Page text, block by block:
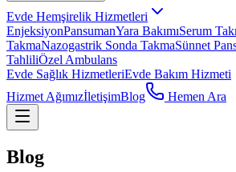
Evde Hemşirelik Hizmetleri
EnjeksiyonPansumanYara BakımıSerum
TakmaNazogastrik Sonda TakmaSünnet
TahliliÖzel Ambulans
Evde Sağlık HizmetleriEvde Bakım Hizmeti
Hizmet AğımızİletişimBlog Hemen Ara
Blog